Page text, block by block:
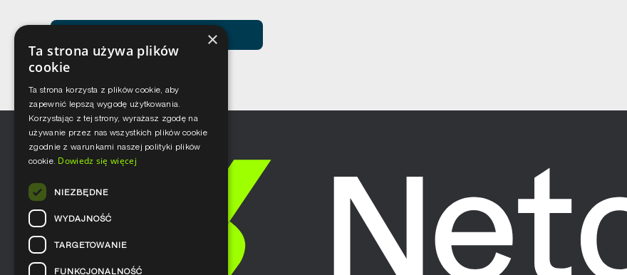
Zobacz usługi Netceed
×
Ta strona używa plików
cookie
Ta strona korzysta z plików cookie, aby
zapewnić lepszą wygodę użytkowania.
Korzystając z tej strony, wyrażasz zgodę na
używanie przez nas wszystkich plików cookie
zgodnie z warunkami naszej polityki plików
cookie. Dowiedz się więcej
NIEZBĘDNE
WYDAJNOŚĆ
TARGETOWANIE
FUNKCJONALNOŚĆ